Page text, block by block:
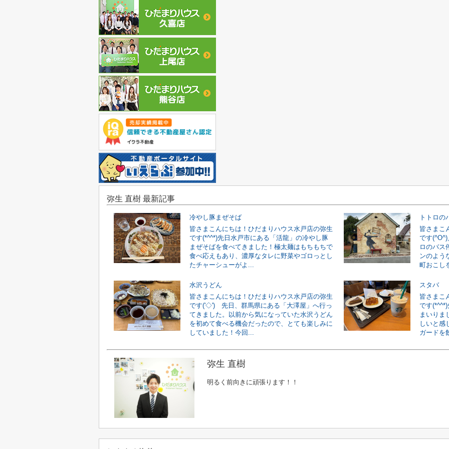
弥生 直樹 最新記事
冷やし豚まぜそば
皆さまこんにちは！ひだまりハウス水戸店の弥生
です(*^^*)先日水戸市にある「活龍」の冷やし豚
まぜそばを食べてきました！極太麺はもちもちで
食べ応えもあり、濃厚なタレに野菜やゴロっとし
たチャーシューがよ...
トトロの
皆さまこ
です
ロのバス
ンのよう
町おこし
水沢うどん
皆さまこんにちは！ひだまりハウス水戸店の弥生
です('◇')ゞ先日、群馬県にある「大澤屋」へ行っ
てきました。以前から気になっていた水沢うどん
を初めて食べる機会だったので、とても楽しみに
していました！今回...
スタバ
皆さまこ
です
まいりま
しいと感
ガードを
弥生 直樹
明るく前向きに頑張ります！！